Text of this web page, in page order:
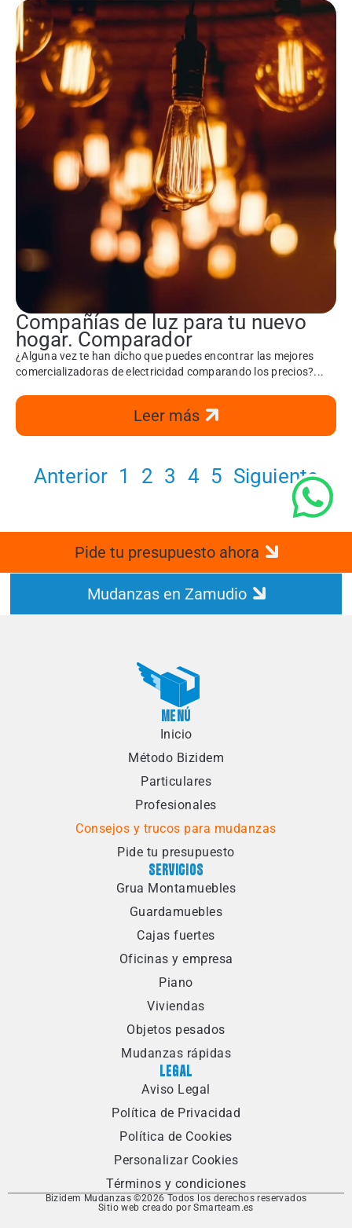
Compañías de luz para tu nuevo
hogar. Comparador
¿Alguna vez te han dicho que puedes encontrar las mejores
comercializadoras de electricidad comparando los precios?...
Leer más
Anterior 1 2 3 4 5 Siguiente
Pide tu presupuesto ahora
Mudanzas en Zamudio
MENÚ
Inicio
Método Bizidem
Particulares
Profesionales
Consejos y trucos para mudanzas
Pide tu presupuesto
SERVICIOS
Grua Montamuebles
Guardamuebles
Cajas fuertes
Oficinas y empresa
Piano
Viviendas
Objetos pesados
Mudanzas rápidas
LEGAL
Aviso Legal
Política de Privacidad
Política de Cookies
Personalizar Cookies
Términos y condiciones
Bizidem Mudanzas ©2026 Todos los derechos reservados
Sitio web creado por Smarteam.es